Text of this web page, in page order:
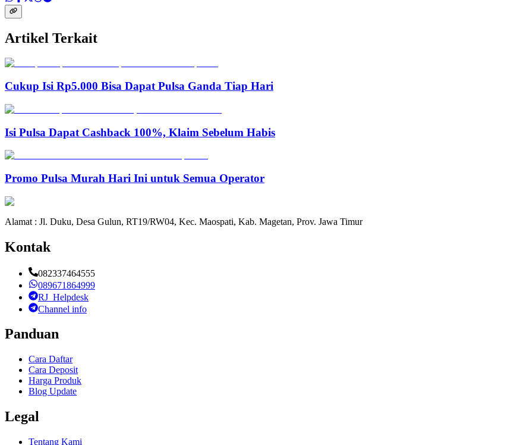
Artikel Terkait
Cukup Isi Rp5.000 Bisa Dapat Pulsa Ganda Tiap Hari
Isi Pulsa Dapat Cashback 100%, Klaim Sebelum Habis
Promo Pulsa Murah Hari Ini untuk Semua Operator
Alamat : Jl. Duku, Desa Gulun, RT19/RW04, Kec. Maospati, Kab. Magetan, Prov. Jawa Timur
Kontak
082337464555
089671864999
RJ_Helpdesk
Channel info
Panduan
Cara Daftar
Cara Deposit
Harga Produk
Blog Update
Legal
Tentang Kami